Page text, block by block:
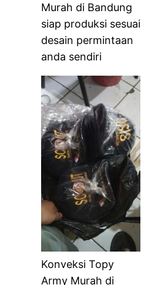
Murah di Bandung
siap produksi sesuai
desain permintaan
anda sendiri
Konveksi Topy
Army Murah di